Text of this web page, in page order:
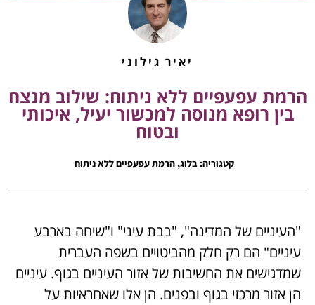
יאיר גילוני
הרמת עפעפיים ללא ניתוח: שילוב מנצח
בין רופא מנוסה למכשור יעיל, איכותי
ובטוח
קטגוריה: בלוג,הרמת עפעפיים ללא ניתוח
"העיניים של המדינה", "בבת עיני" ו"שיחה בארבע
עיניים" הם רק חלק מהביטויים בשפה העברית
שמדגישים את החשיבות של אזור העיניים בגוף. עיניים
הן אזור מרכזי בגוף ובפנים. הן אלו שאחראיות על